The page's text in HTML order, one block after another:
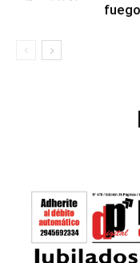
fuego